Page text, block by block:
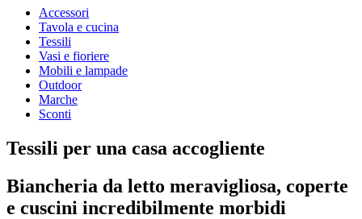
Accessori
Tavola e cucina
Tessili
Vasi e fioriere
Mobili e lampade
Outdoor
Marche
Sconti
Tessili per una casa accogliente
Biancheria da letto meravigliosa, coperte
e cuscini incredibilmente morbidi